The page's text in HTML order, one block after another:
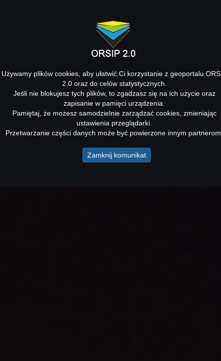
Używamy plików cookies, aby ułatwić Ci korzystanie z geoportalu
2.0 oraz do celów statystycznych.
Jeśli nie blokujesz tych plików, to zgadzasz się na ich użycie oraz
zapisanie w pamięci urządzenia.
Pamiętaj, że możesz samodzielnie zarządzać cookies, zmieniając
ustawienia przeglądarki.
Przetwarzanie części danych może być powierzone innym
Zamknij komunikat